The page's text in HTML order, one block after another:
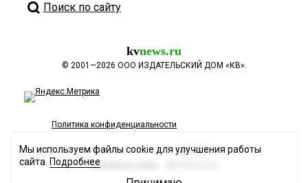
Поиск по сайту
kvnews.ru
© 2001—2026 ООО ИЗДАТЕЛЬСКИЙ ДОМ «КВ».
Политика конфиденциальности
Разработка сайта
Мы используем файлы cookie для улучшения работы
сайта. Подробнее